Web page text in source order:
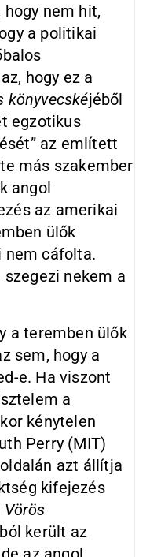
nem hit,
a politikai
hogy ez a
könyvecskéjéből
egzotikus
az említett
más szakember
angol
az amerikai
ülők
nem cáfolta.
nekem a
a teremben ülők
sem, hogy a
e. Ha viszont
a
kénytelen
Perry (MIT)
azt állítja
kifejezés
Vörös
került az